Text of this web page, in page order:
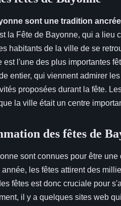
sont une tradition ancrée
la Fête de Bayonne, qui a lieu
habitants de la ville de se
est l'une des plus importantes
entier, qui viennent admirer
proposées durant la fête.
la ville était un centre
des fêtes de
sont connues pour être une
année, les fêtes attirent des
fêtes est donc cruciale pour
il y a quelques sites web